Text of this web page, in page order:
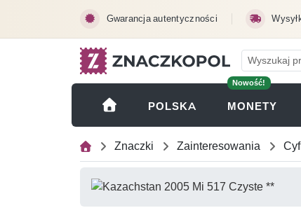
Gwarancja autentyczności
POLSKA
Nowość!
MONETY
Znaczki Zainteresowania